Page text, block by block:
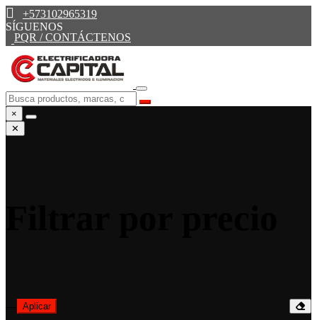
+573102965319
SÍGUENOS
PQR / CONTÁCTENOS
×
✕
Aplicar